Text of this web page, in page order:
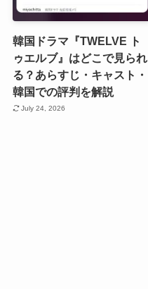
韓国ドラマ『TWELVE ト
ゥエルブ』はどこで見られ
る？あらすじ・キャスト・
韓国での評判を解説
July 24, 2026